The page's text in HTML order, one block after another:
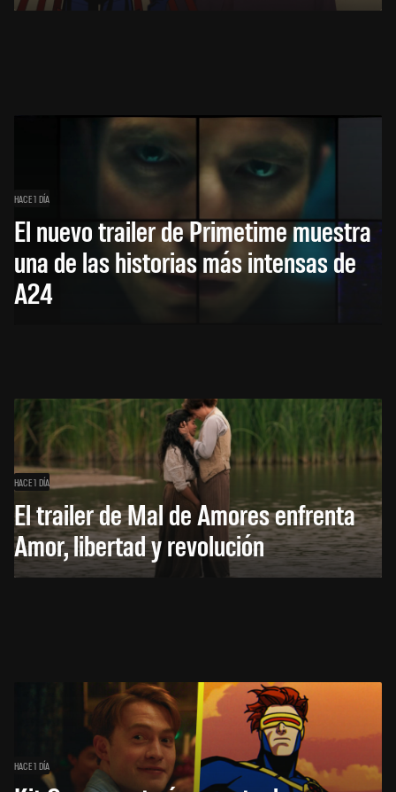
HACE 1 DÍA
El nuevo trailer de Primetime muestra
una de las historias más intensas de
A24
HACE 1 DÍA
El trailer de Mal de Amores enfrenta
Amor, libertad y revolución
HACE 1 DÍA